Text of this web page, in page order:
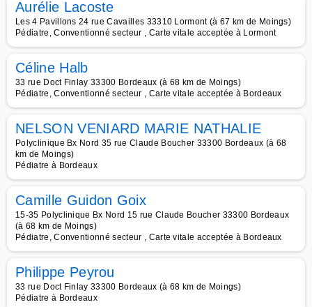
Aurélie Lacoste
Les 4 Pavillons 24 rue Cavailles 33310 Lormont (à 67 km de Moings)
Pédiatre, Conventionné secteur , Carte vitale acceptée à Lormont
Céline Halb
33 rue Doct Finlay 33300 Bordeaux (à 68 km de Moings)
Pédiatre, Conventionné secteur , Carte vitale acceptée à Bordeaux
NELSON VENIARD MARIE NATHALIE
Polyclinique Bx Nord 35 rue Claude Boucher 33300 Bordeaux (à 68
km de Moings)
Pédiatre à Bordeaux
Camille Guidon Goix
15-35 Polyclinique Bx Nord 15 rue Claude Boucher 33300 Bordeaux
(à 68 km de Moings)
Pédiatre, Conventionné secteur , Carte vitale acceptée à Bordeaux
Philippe Peyrou
33 rue Doct Finlay 33300 Bordeaux (à 68 km de Moings)
Pédiatre à Bordeaux